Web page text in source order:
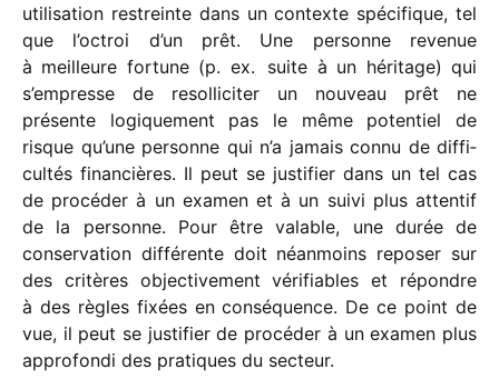
utili­sa­tion restreinte dans un contexte spéci­fique, tel
que l’octroi d’un prêt. Une personne reve­nue
à meilleure fortune (p. ex. suite à un héri­tage) qui
s’empresse de resol­li­ci­ter un nouveau prêt ne
présente logi­que­ment pas le même poten­tiel de
risque qu’une personne qui n’a jamais connu de diffi­
cul­tés finan­cières. Il peut se justi­fier dans un tel cas
de procé­der à un examen et à un suivi plus atten­tif
de la personne. Pour être valable, une durée de
conser­va­tion diffé­rente doit néan­moins repo­ser sur
des critères objec­ti­ve­ment véri­fiables et répondre
à des règles fixées en consé­quence. De ce point de
vue, il peut se justi­fier de procé­der à un examen plus
appro­fondi des pratiques du secteur.